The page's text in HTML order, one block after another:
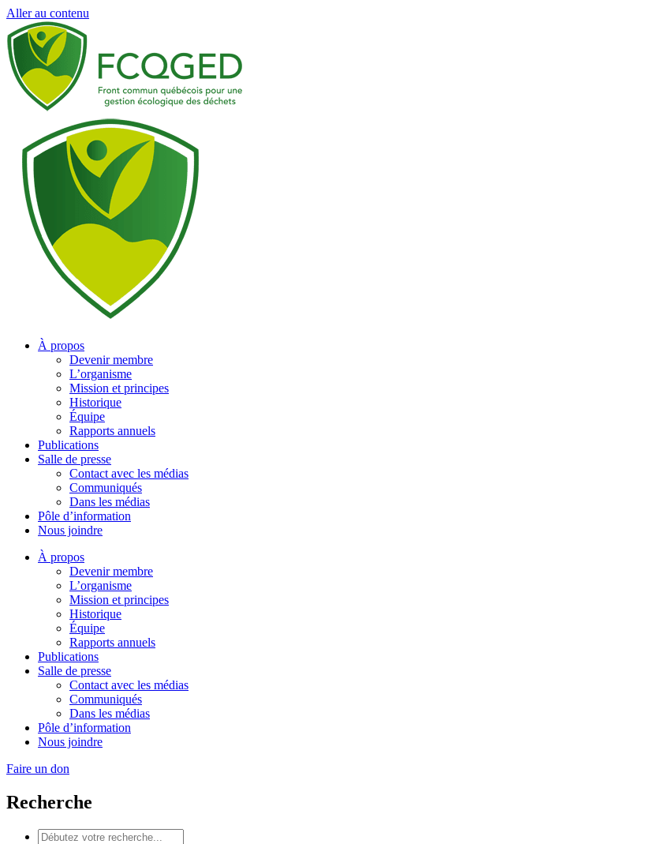
Aller au contenu
À propos
Devenir membre
L’organisme
Mission et principes
Historique
Équipe
Rapports annuels
Publications
Salle de presse
Contact avec les médias
Communiqués
Dans les médias
Pôle d’information
Nous joindre
À propos
Devenir membre
L’organisme
Mission et principes
Historique
Équipe
Rapports annuels
Publications
Salle de presse
Contact avec les médias
Communiqués
Dans les médias
Pôle d’information
Nous joindre
Faire un don
Recherche